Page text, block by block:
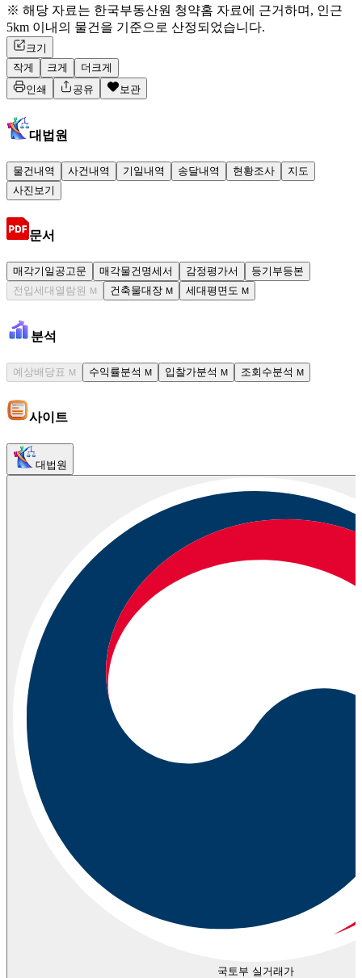
※ 해당 자료는 한국부동산원 청약홈 자료에 근거하며, 인근
5km 이내의 물건을 기준으로 산정되었습니다.
크기
작게
크게
더크게
인쇄
공유 보관
대법원
물건내역 사건내역 기일내역 송달내역 현황조사
지도
사진보기
문서
매각기일공고문 매각물건명세서 감정평가서
등기부등본
전입세대열람원
M 건축물대장 M 세대평면도 M
분석
예상배당표 M 수익률분석 M 입찰가분석 M 조회수분석 M
사이트
대법원
국토부 실거래가